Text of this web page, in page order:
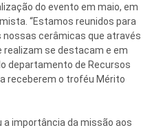
do evento em maio, em
“Estamos reunidos para
nossas cerâmicas que através
realizam se destacam e em
departamento de Recursos
receberem o troféu Mérito
importância da missão aos